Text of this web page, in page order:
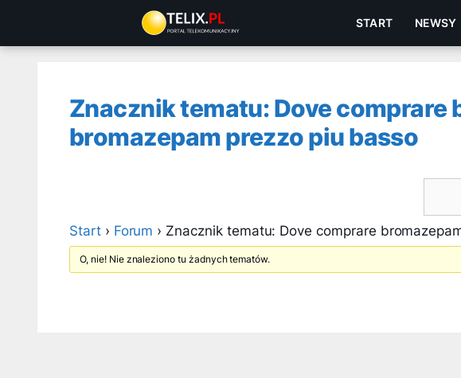
treści
START NEWSY
Znacznik tematu: Dove comprare
bromazepam prezzo piu basso
Start › Forum › Znacznik tematu: Dove comprare
O, nie! Nie znaleziono tu żadnych tematów.